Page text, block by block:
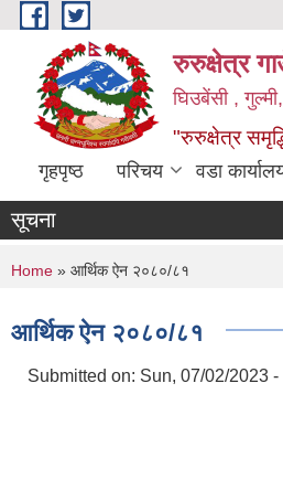
Skip to main content
रुरुक्षेत्र
घिउबेंसी ,
"रुरुक्षेत्र
गृहपृष्ठ परिचय वडा
सूचना
You are here
Home » आर्थिक ऐन २०८०/८१
आर्थिक ऐन २०८०/८१
Submitted on: Sun, 07/02/2023 -